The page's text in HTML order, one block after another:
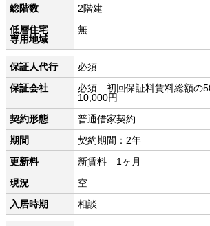
総階数
2階建
低層住宅
専用地域
無
保証人代行
必須
保証会社
必須 初回保証料賃料総額の
10,000円
契約形態
普通借家契約
期間
契約期間：2年
更新料
新賃料 1ヶ月
現況
空
入居時期
相談